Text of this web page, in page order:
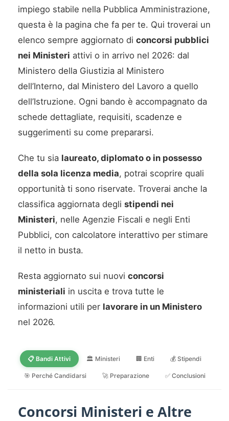
impiego stabile nella Pubblica Amministrazione,
questa è la pagina che fa per te. Qui troverai un
elenco sempre aggiornato di concorsi pubblici
nei Ministeri attivi o in arrivo nel 2026: dal
Ministero della Giustizia al Ministero
dell’Interno, dal Ministero del Lavoro a quello
dell’Istruzione. Ogni bando è accompagnato da
schede dettagliate, requisiti, scadenze e
suggerimenti su come prepararsi.
Che tu sia laureato, diplomato o in possesso
della sola licenza media, potrai scoprire quali
opportunità ti sono riservate. Troverai anche la
classifica aggiornata degli stipendi nei
Ministeri, nelle Agenzie Fiscali e negli Enti
Pubblici, con calcolatore interattivo per stimare
il netto in busta.
Resta aggiornato sui nuovi concorsi
ministeriali in uscita e trova tutte le
informazioni utili per lavorare in un Ministero
nel 2026.
📋 Bandi Attivi 🏛️ Ministeri 🏢 Enti 💰 Stipendi
🎯 Perché Candidarsi 🚀 Preparazione ✅ Conclusioni
Concorsi Ministeri e Altre